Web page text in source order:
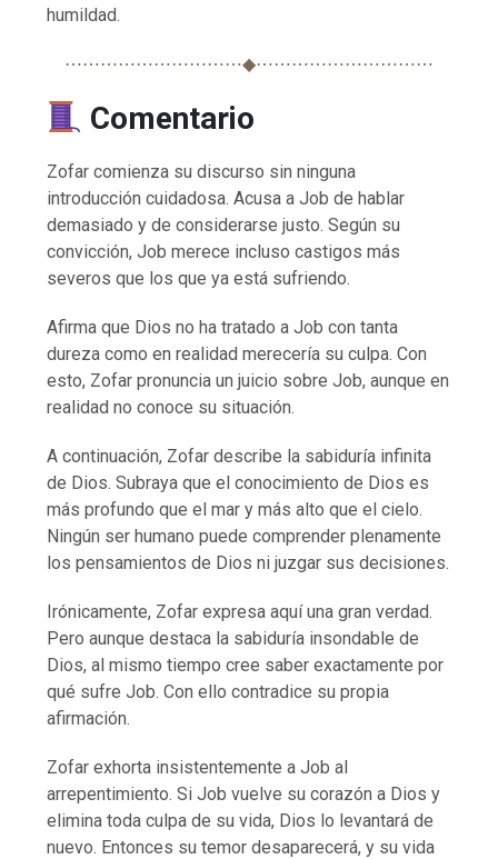
humildad.
⋯⋯⋯⋯⋯⋯⋯⋯⋯⋯◆⋯⋯⋯⋯⋯⋯⋯⋯⋯⋯
Comentario
Zofar comienza su discurso sin ninguna
introducción cuidadosa. Acusa a Job de hablar
demasiado y de considerarse justo. Según su
convicción, Job merece incluso castigos más
severos que los que ya está sufriendo.
Afirma que Dios no ha tratado a Job con tanta
dureza como en realidad merecería su culpa. Con
esto, Zofar pronuncia un juicio sobre Job, aunque en
realidad no conoce su situación.
A continuación, Zofar describe la sabiduría infinita
de Dios. Subraya que el conocimiento de Dios es
más profundo que el mar y más alto que el cielo.
Ningún ser humano puede comprender plenamente
los pensamientos de Dios ni juzgar sus decisiones.
Irónicamente, Zofar expresa aquí una gran verdad.
Pero aunque destaca la sabiduría insondable de
Dios, al mismo tiempo cree saber exactamente por
qué sufre Job. Con ello contradice su propia
afirmación.
Zofar exhorta insistentemente a Job al
arrepentimiento. Si Job vuelve su corazón a Dios y
elimina toda culpa de su vida, Dios lo levantará de
nuevo. Entonces su temor desaparecerá, y su vida